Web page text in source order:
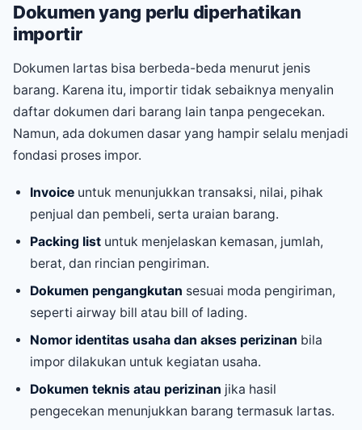
Dokumen yang perlu diperhatikan
importir
Dokumen lartas bisa berbeda-beda menurut jenis
barang. Karena itu, importir tidak sebaiknya menyalin
daftar dokumen dari barang lain tanpa pengecekan.
Namun, ada dokumen dasar yang hampir selalu menjadi
fondasi proses impor.
Invoice untuk menunjukkan transaksi, nilai, pihak
penjual dan pembeli, serta uraian barang.
Packing list untuk menjelaskan kemasan, jumlah,
berat, dan rincian pengiriman.
Dokumen pengangkutan sesuai moda pengiriman,
seperti airway bill atau bill of lading.
Nomor identitas usaha dan akses perizinan bila
impor dilakukan untuk kegiatan usaha.
Dokumen teknis atau perizinan jika hasil
pengecekan menunjukkan barang termasuk lartas.